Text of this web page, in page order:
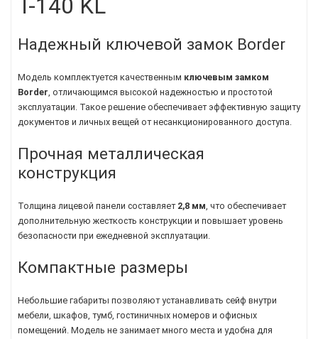
T-140 KL
Надежный ключевой замок Border
Модель комплектуется качественным ключевым замком
Border , отличающимся высокой надежностью и простотой
эксплуатации. Такое решение обеспечивает эффективную защиту
документов и личных вещей от несанкционированного доступа.
Прочная металлическая
конструкция
Толщина лицевой панели составляет 2,8 мм , что обеспечивает
дополнительную жесткость конструкции и повышает уровень
безопасности при ежедневной эксплуатации.
Компактные размеры
Небольшие габариты позволяют устанавливать сейф внутри
мебели, шкафов, тумб, гостиничных номеров и офисных
помещений. Модель не занимает много места и удобна для